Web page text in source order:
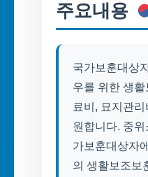
주요내용
국가보훈대상
우를 위한 생활
료비, 묘지관
원합니다. 중
가보훈대상자
의 생활보조보